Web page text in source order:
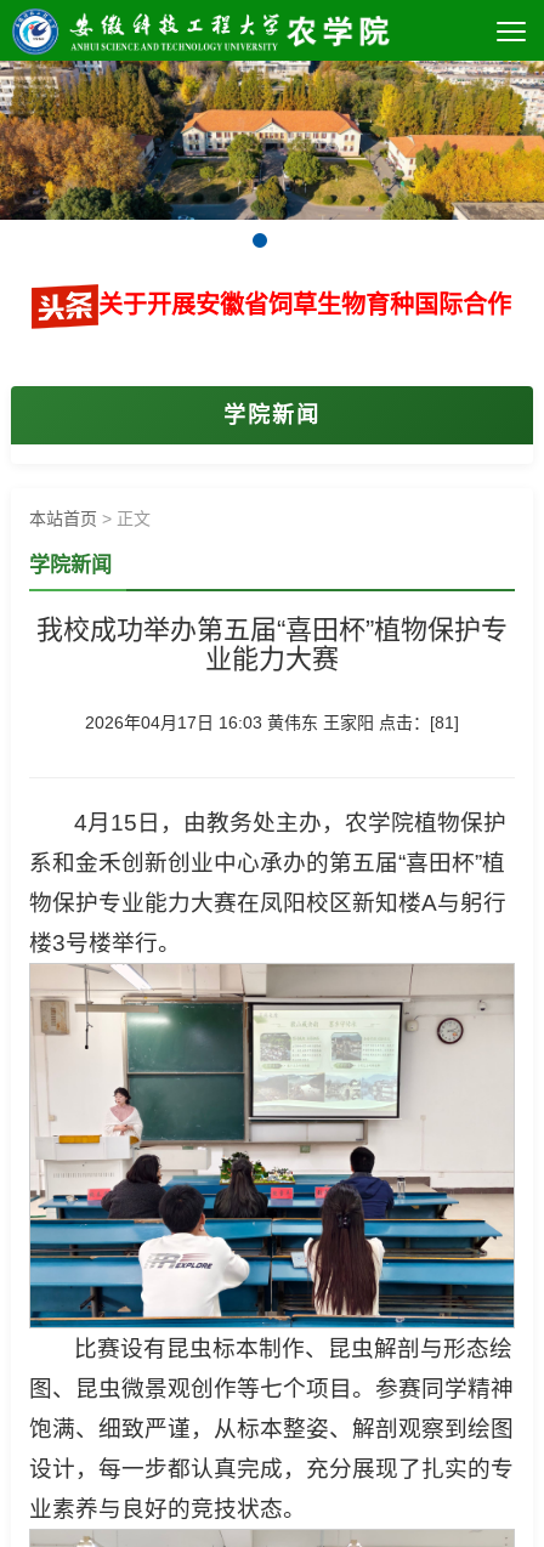
关于开展安徽省饲草生物育种国际合作
学院新闻
本站首页 > 正文
学院新闻
我校成功举办第五届“喜田杯”植物保护专
业能力大赛
2026年04月17日 16:03 黄伟东 王家阳 点击：[81]
4月15日，由教务处主办，农学院植物保护
系和金禾创新创业中心承办的第五届“喜田杯”植
物保护专业能力大赛在凤阳校区新知楼A与躬行
楼3号楼举行。
比赛设有昆虫标本制作、昆虫解剖与形态绘
图、昆虫微景观创作等七个项目。参赛同学精神
饱满、细致严谨，从标本整姿、解剖观察到绘图
设计，每一步都认真完成，充分展现了扎实的专
业素养与良好的竞技状态。